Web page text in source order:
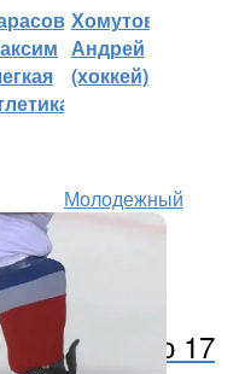
Хомутов
Андрей
(хоккей)
Молодежный
в
России до 17